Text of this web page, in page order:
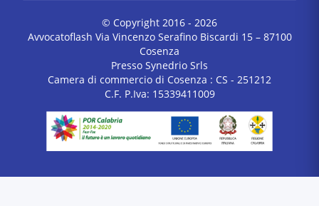
© Copyright 2016 - 2026
Avvocatoflash Via Vincenzo Serafino Biscardi 15 – 87100
Cosenza
Presso Synedrio Srls
Camera di commercio di Cosenza : CS - 251212
C.F. P.Iva: 15339411009